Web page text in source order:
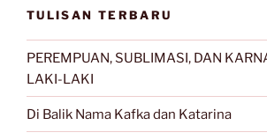
TULISAN TERBARU
PEREMPUAN, SUBLIMASI, DAN
LAKI-LAKI
Di Balik Nama Kafka dan Katarina